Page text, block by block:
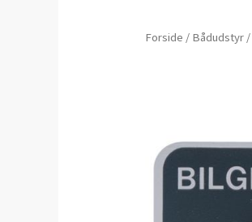
Forside / Bådudstyr/